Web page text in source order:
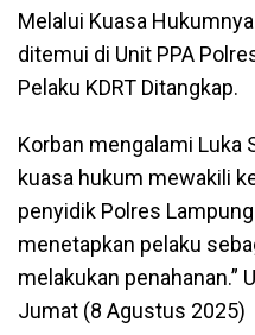
Melalui Kuasa
ditemui di Unit PPA
Pelaku KDRT Ditangkap.
Korban mengalami Luka
kuasa hukum mewakili
penyidik Polres
menetapkan pelaku
melakukan penahanan.”
Jumat (8 Agustus 2025)